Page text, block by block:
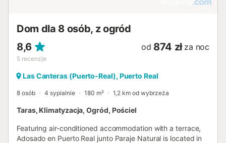
Dom dla 8 osób, z ogród
8,6
5 recenzje
od 874 zł za noc
Las Canteras (Puerto-Real), Puerto Real
8 osób 4 sypialnie 180 m² 1,2 km od wybrzeża
Taras, Klimatyzacja, Ogród, Pościel
Featuring air-conditioned accommodation with a terrace,
Adosado en Puerto Real junto Paraje Natural is located in